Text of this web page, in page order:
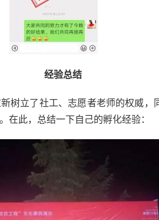
经验总结
树立了社工、志愿者老师的权威，
在此，总结一下自己的孵化经验：